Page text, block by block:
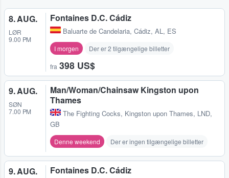
8. AUG.
LØR
9.00 PM
Fontaines D.C. Cádiz
Baluarte de Candelaria, Cádiz, AL, ES
I morgen Der er 2 tilgængelige billetter
fra 398 US$
9. AUG.
SØN
7.00 PM
Man/Woman/Chainsaw Kingston upon
Thames
The Fighting Cocks, Kingston upon Thames, LND,
GB
Denne weekend Der er ingen tilgængelige billetter
9. AUG. Fontaines D.C. Cádiz